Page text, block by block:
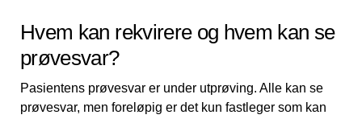
Hvem kan rekvirere og hvem kan se
prøvesvar?
Pasientens prøvesvar er under utprøving. Alle kan se
prøvesvar, men foreløpig er det kun fastleger som kan